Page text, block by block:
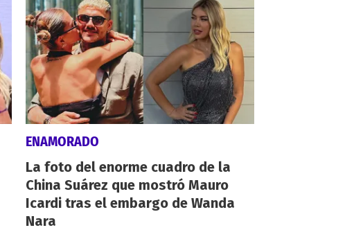
ENAMORADO
La foto del enorme cuadro de la
China Suárez que mostró Mauro
Icardi tras el embargo de Wanda
Nara